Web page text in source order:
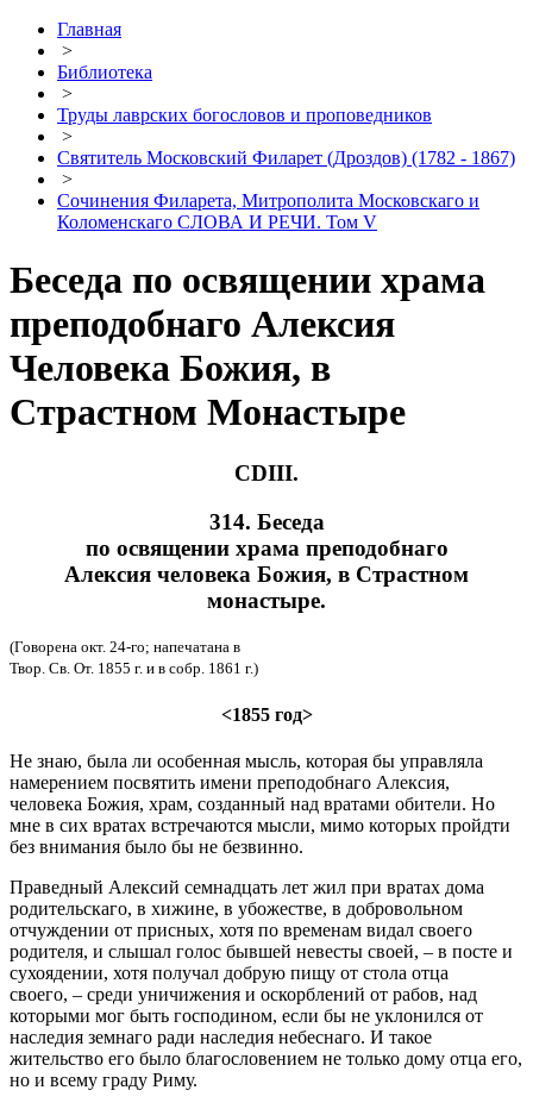
Главная
>
Библиотека
>
Труды лаврских богословов и проповедников
>
Святитель Московский Филарет (Дроздов) (1782 - 1867)
>
Сочинения Филарета, Митрополита Московскаго и
Коломенскаго СЛОВА И РЕЧИ. Том V
Беседа по освящении храма
преподобнаго Алексия
Человека Божия, в
Страстном Монастыре
CDIII.
314. Беседа
по освящении храма преподобнаго
Алексия человека Божия, в Страстном
монастыре.
(Говорена окт. 24-го; напечатана в
Твор. Св. От. 1855 г. и в собр. 1861 г.)
<1855 год>
Не знаю, была ли особенная мысль, которая бы управляла
намерением посвятить имени преподобнаго Алексия,
человека Божия, храм, созданный над вратами обители. Но
мне в сих вратах встречаются мысли, мимо которых пройдти
без внимания было бы не безвинно.
Праведный Алексий семнадцать лет жил при вратах дома
родительскаго, в хижине, в убожестве, в добровольном
отчуждении от присных, хотя по временам видал своего
родителя, и слышал голос бывшей невесты своей, – в посте и
сухоядении, хотя получал добрую пищу от стола отца
своего, – среди уничижения и оскорблений от рабов, над
которыми мог быть господином, если бы не уклонился от
наследия земнаго ради наследия небеснаго. И такое
жительство его было благословением не только дому отца его,
но и всему граду Риму.